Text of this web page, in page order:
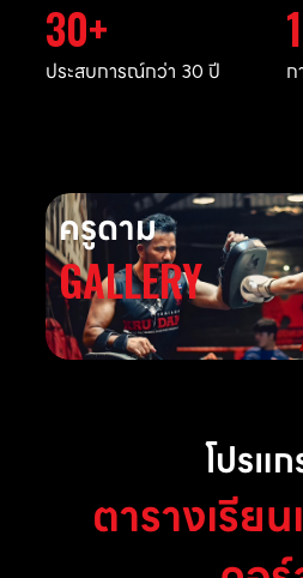
30
ประสบการณ์กว่า 30 ปี ก
ครูดาม
GALLERY
โปรแ
ตารางเรีย